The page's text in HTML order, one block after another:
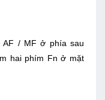
AF / MF ở phía sau
hai phím Fn ở mặt